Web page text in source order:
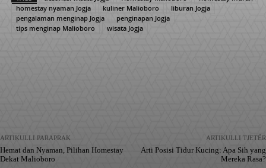
homestay nyaman Jogja
kuliner Malioboro
liburan Jogja
pengalaman menginap Jogja
penginapan Jogja
tips menginap Malioboro
wisata Jogja
ARTIKULLI PARAPRAK
Hemat dan Nyaman, Pilihan Homestay
Dekat Malioboro
ARTIKULLI TJETËR
Arti Posisi Tidur Kucing: Apa Sih yang
Mereka Rasa?